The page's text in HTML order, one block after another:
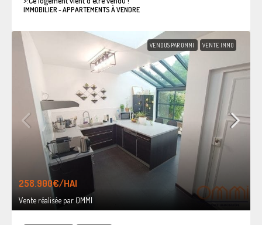
IMMOBILIER - APPARTEMENTS À VENDRE
VENDUS PAR OMMI VENTE IMMO
258.900€/HAI
Vente réalisée par OMMI